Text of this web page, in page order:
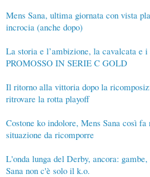
Mens Sana, ultima giornata con vista
incrocia (anche dopo)
La storia e l’ambizione, la cavalcata e
PROMOSSO IN SERIE C GOLD
Il ritorno alla vittoria dopo la
ritrovare la rotta playoff
Costone ko indolore, Mens Sana così
situazione da ricomporre
L'onda lunga del Derby, ancora:
Sana non c'è solo il k.o.